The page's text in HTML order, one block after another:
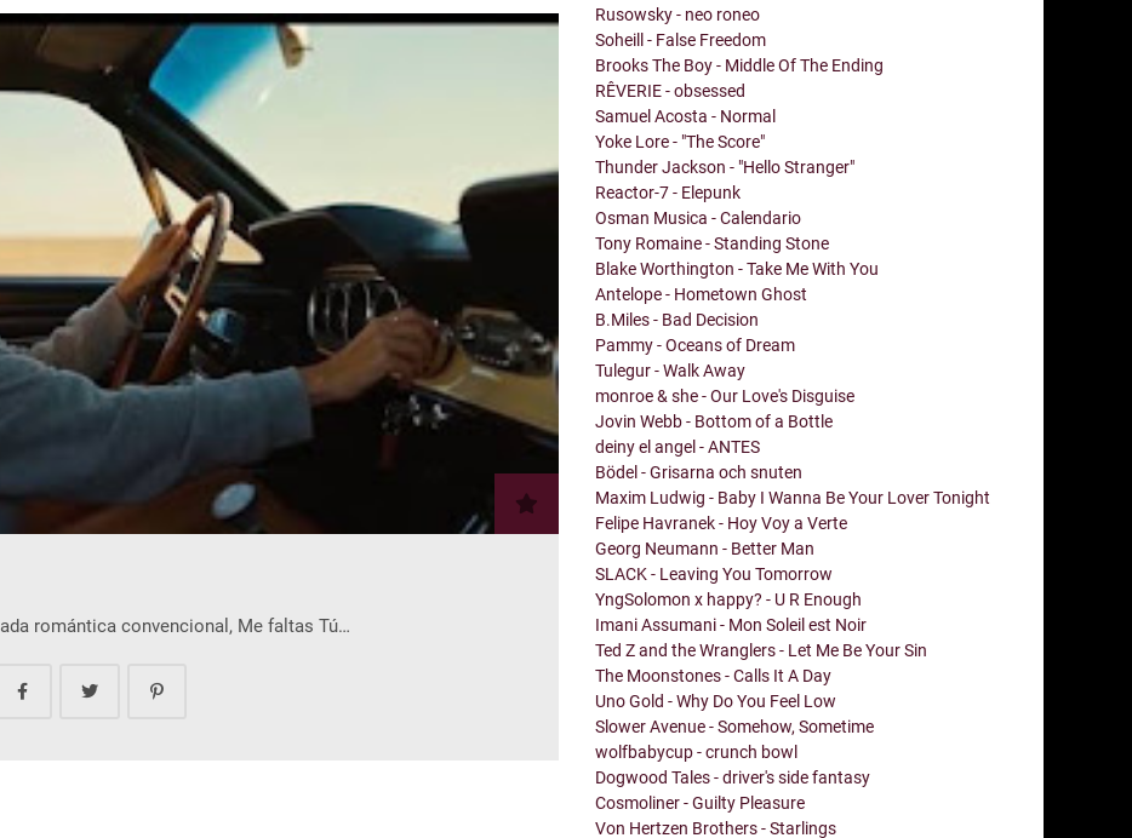
romántica convencional, Me faltas Tú…
Rusowsky - neo roneo
Soheill - False Freedom
Brooks The Boy - Middle Of The Ending
RÊVERIE - obsessed
Samuel Acosta - Normal
Yoke Lore - "The Score"
Thunder Jackson - "Hello Stranger"
Reactor-7 - Elepunk
Osman Musica - Calendario
Tony Romaine - Standing Stone
Blake Worthington - Take Me With You
Antelope - Hometown Ghost
B.Miles - Bad Decision
Pammy - Oceans of Dream
Tulegur - Walk Away
monroe & she - Our Love's Disguise
Jovin Webb - Bottom of a Bottle
deiny el angel - ANTES
Bödel - Grisarna och snuten
Maxim Ludwig - Baby I Wanna Be Your Lover Tonight
Felipe Havranek - Hoy Voy a Verte
Georg Neumann - Better Man
SLACK - Leaving You Tomorrow
YngSolomon x happy? - U R Enough
Imani Assumani - Mon Soleil est Noir
Ted Z and the Wranglers - Let Me Be Your Sin
The Moonstones - Calls It A Day
Uno Gold - Why Do You Feel Low
Slower Avenue - Somehow, Sometime
wolfbabycup - crunch bowl
Dogwood Tales - driver's side fantasy
Cosmoliner - Guilty Pleasure
Von Hertzen Brothers - Starlings